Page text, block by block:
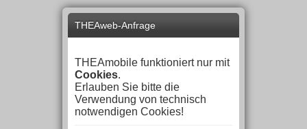
THEAweb-Anfrage
THEAmobile funktioniert nur mit
Cookies.
Erlauben Sie bitte die
Verwendung von technisch
notwendigen Cookies!